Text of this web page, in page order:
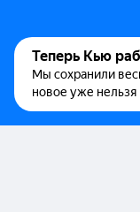
Теперь Кью
Мы сохранили
новое уже нельзя